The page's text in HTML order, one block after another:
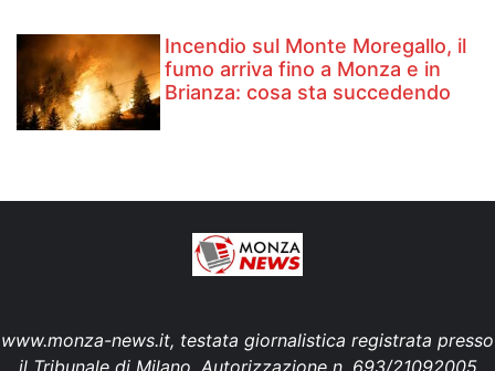
Incendio sul Monte Moregallo, il
fumo arriva fino a Monza e in
Brianza: cosa sta succedendo
www.monza-news.it, testata giornalistica registrata presso
il Tribunale di Milano. Autorizzazione n. 693/21092005